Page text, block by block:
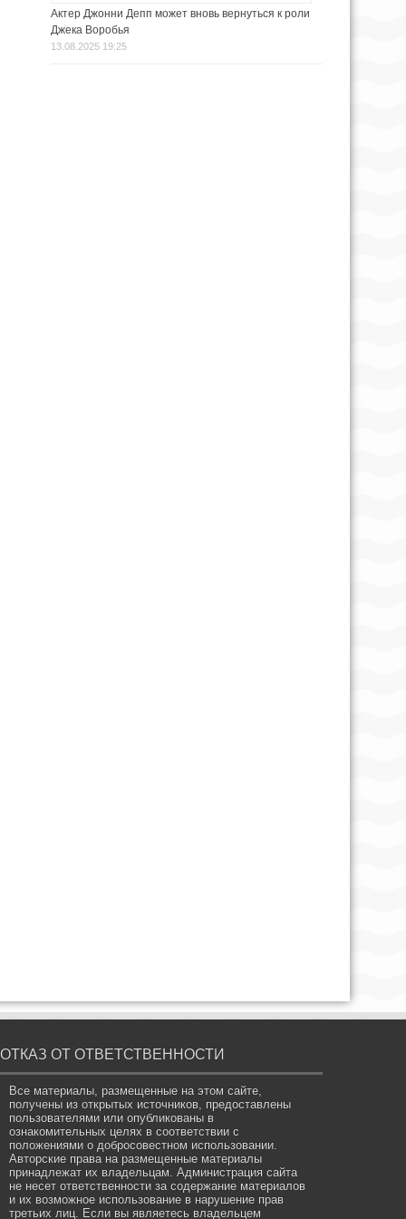
Актер Джонни Депп может вновь вернуться к роли
Джека Воробья
13.08.2025 19:25
ОТКАЗ ОТ ОТВЕТСТВЕННОСТИ
Все материалы, размещенные на этом сайте,
получены из открытых источников, предоставлены
пользователями или опубликованы в
ознакомительных целях в соответствии с
положениями о добросовестном использовании.
Авторские права на размещенные материалы
принадлежат их владельцам. Администрация сайта
не несет ответственности за содержание материалов
и их возможное использование в нарушение прав
третьих лиц. Если вы являетесь владельцем